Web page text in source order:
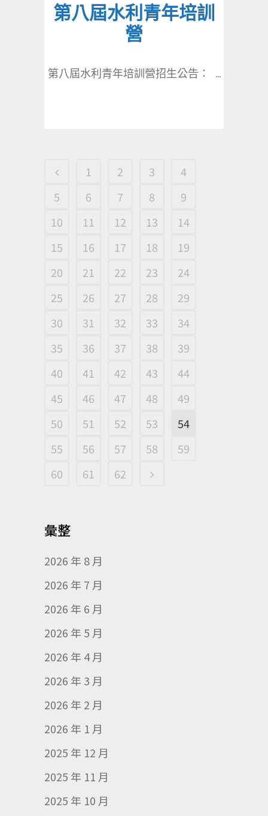
第八屆水利青年培訓
營
第八屆水利青年培訓營招生公告： ...
1 2 3
4
5
6 7 8
9
10
11 12 13
14
15
16 17 18
19
20
21 22 23
24
25
26 27 28
29
30
31 32 33
34
35
36 37 38
39
40
41 42 43
44
45
46 47 48
49
50
51 52 53
54
55
56 57 58
59
60
61 62
彙整
2026 年 8 月
2026 年 7 月
2026 年 6 月
2026 年 5 月
2026 年 4 月
2026 年 3 月
2026 年 2 月
2026 年 1 月
2025 年 12 月
2025 年 11 月
2025 年 10 月